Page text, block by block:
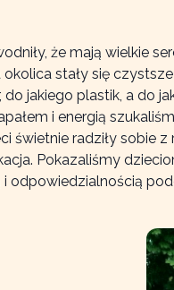
że mają wielkie
stały się
jakiego plastik, a do
i energią
świetnie radziły sobie
Pokazaliśmy
odpowiedzialnością